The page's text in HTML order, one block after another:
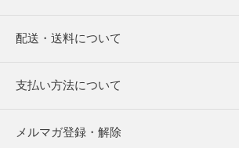
配送・送料について
支払い方法について
メルマガ登録・解除